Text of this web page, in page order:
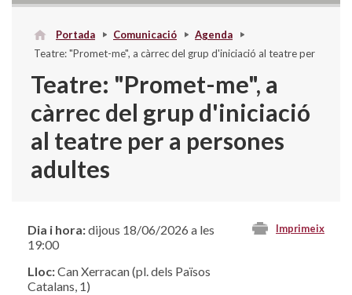
Portada Comunicació
Agenda
Teatre: "Promet-me", a càrrec del grup d'iniciació al teatre per
Teatre: "Promet-me", a
càrrec del grup d'iniciació
al teatre per a persones
adultes
Imprimeix
Dia i hora:dijous 18/06/2026 a les
19:00
Lloc:Can Xerracan (pl. dels Països
Catalans, 1)